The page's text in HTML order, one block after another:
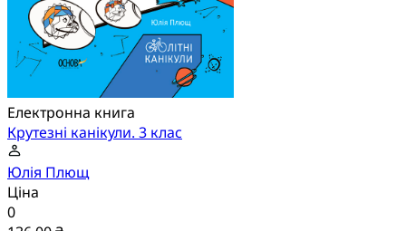
Електронна книга
Крутезні канікули. 3 клас
Юлія Плющ
Ціна
0